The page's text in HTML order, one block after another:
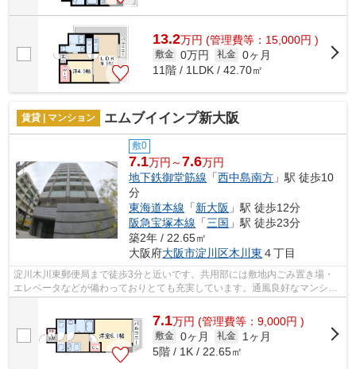
13.2万円 (管理費等：15,000円 )
敷金 0万円 礼金 0ヶ月
11階 / 1LDK / 42.70㎡
賃貸 | マンション エムブイインプ新大阪
敷0
7.1万円～7.6万円
地下鉄御堂筋線 「西中島南方 」駅 徒歩10
分
東海道本線 「新大阪 」駅 徒歩12分
阪急宝塚本線 「三国 」駅 徒歩23分
築2年 / 22.65㎡
大阪府大阪市淀川区木川東 ４丁目
淀川木川東郵便局まで徒歩3分と近いです。共用部には敷地内ごみ置き場・
エレベータなどが備わっておりとても充実しています。通風良好なマンショ
7.1万円 (管理費等：9,000円 )
敷金 0ヶ月 礼金
1ヶ月
5階 / 1K / 22.65㎡